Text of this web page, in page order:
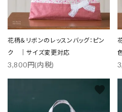
花柄＆リボンのレッスンバッグ：ピン
ク ｜サイズ変更対応
3,800円(内税)
favorite